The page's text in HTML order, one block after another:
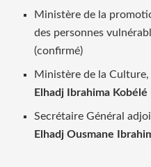
Ministère de la
des personnes
(confirmé)
Ministère de la
Elhadj Ibrahima
Secrétaire Général
Elhadj Ousmane